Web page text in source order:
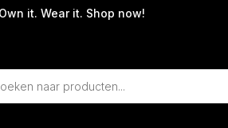
it. Wear it. Shop now!